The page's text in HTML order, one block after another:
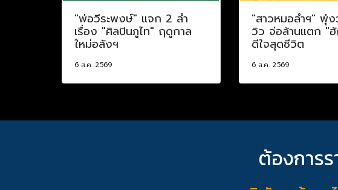
"พ่อวีระพงษ์" แจก 2 ลำ
เรื่อง "ศิลปินภูไท" ฤดูกาล
ใหม่อลังฯ
6 ส.ค. 2569
"สาวหมอลำฯ" พุ่ง
วิว จ่อล้านแตก "
ดีใจสุดชีวิต
6 ส.ค. 2569
ต้องการ